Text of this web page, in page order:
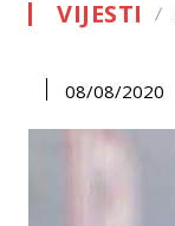
VIJESTI
08/08/2020